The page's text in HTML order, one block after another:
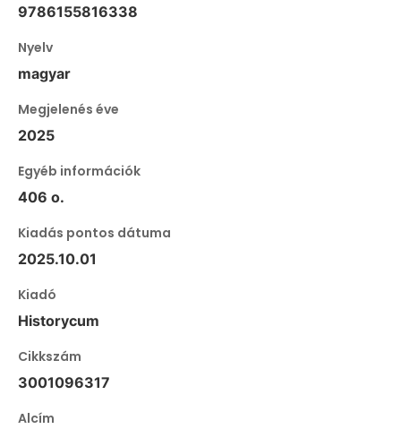
9786155816338
Nyelv
magyar
Megjelenés éve
2025
Egyéb információk
406 o.
Kiadás pontos dátuma
2025.10.01
Kiadó
Historycum
Cikkszám
3001096317
Alcím